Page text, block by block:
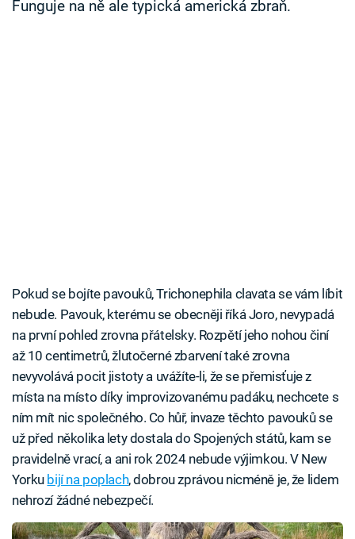
Funguje na ně ale typická americká zbraň.
Pokud se bojíte pavouků, Trichonephila clavata se vám líbit
nebude. Pavouk, kterému se obecněji říká Joro, nevypadá
na první pohled zrovna přátelsky. Rozpětí jeho nohou činí
až 10 centimetrů, žlutočerné zbarvení také zrovna
nevyvolává pocit jistoty a uvážíte-li, že se přemisťuje z
místa na místo díky improvizovanému padáku, nechcete s
ním mít nic společného. Co hůř, invaze těchto pavouků se
už před několika lety dostala do Spojených států, kam se
pravidelně vrací, a ani rok 2024 nebude výjimkou. V New
Yorku bijí na poplach, dobrou zprávou nicméně je, že lidem
nehrozí žádné nebezpečí.